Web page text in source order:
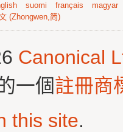
suomi français
magyar
(Zhongwen,简)
Canonical
一個註冊商
this site.